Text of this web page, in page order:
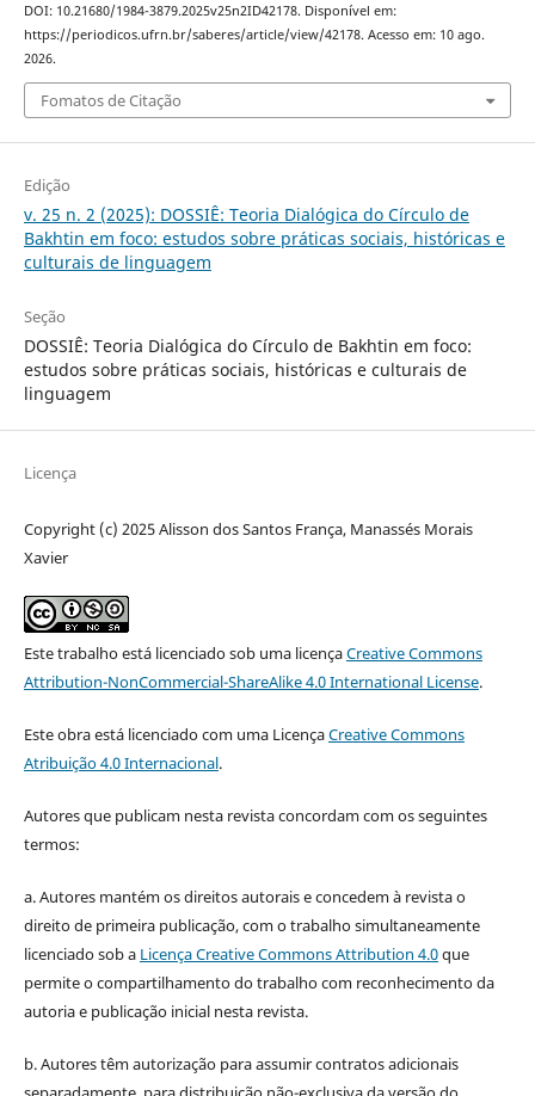
DOI: 10.21680/1984-3879.2025v25n2ID42178. Disponível em:
https://periodicos.ufrn.br/saberes/article/view/42178. Acesso em: 10 ago.
2026.
Fomatos de Citação
Edição
v. 25 n. 2 (2025): DOSSIÊ: Teoria Dialógica do Círculo de
Bakhtin em foco: estudos sobre práticas sociais, históricas e
culturais de linguagem
Seção
DOSSIÊ: Teoria Dialógica do Círculo de Bakhtin em foco:
estudos sobre práticas sociais, históricas e culturais de
linguagem
Licença
Copyright (c) 2025 Alisson dos Santos França, Manassés Morais
Xavier
Este trabalho está licenciado sob uma licençaCreative Commons
Attribution-NonCommercial-ShareAlike 4.0 International License.
Este obra está licenciado com uma LicençaCreative Commons
Atribuição 4.0 Internacional.
Autores que publicam nesta revista concordam com os seguintes
termos:
a. Autores mantém os direitos autorais e concedem à revista o
direito de primeira publicação, com o trabalho simultaneamente
licenciado sob a Licença Creative Commons Attribution 4.0que
permite o compartilhamento do trabalho com reconhecimento da
autoria e publicação inicial nesta revista.
b. Autores têm autorização para assumir contratos adicionais